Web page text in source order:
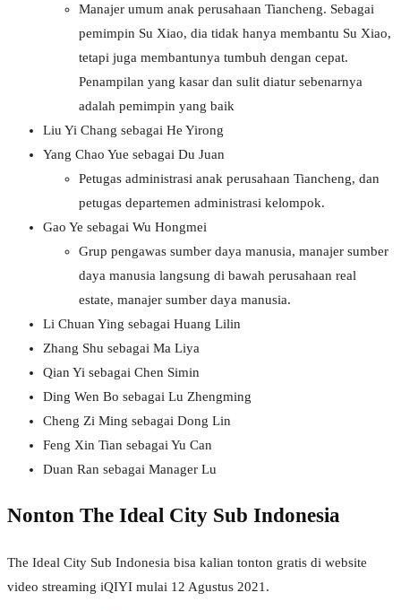
Manajer umum anak perusahaan Tiancheng. Sebagai
pemimpin Su Xiao, dia tidak hanya membantu Su Xiao,
tetapi juga membantunya tumbuh dengan cepat.
Penampilan yang kasar dan sulit diatur sebenarnya
adalah pemimpin yang baik
Liu Yi Chang sebagai He Yirong
Yang Chao Yue sebagai Du Juan
Petugas administrasi anak perusahaan Tiancheng, dan
petugas departemen administrasi kelompok.
Gao Ye sebagai Wu Hongmei
Grup pengawas sumber daya manusia, manajer sumber
daya manusia langsung di bawah perusahaan real
estate, manajer sumber daya manusia.
Li Chuan Ying sebagai Huang Lilin
Zhang Shu sebagai Ma Liya
Qian Yi sebagai Chen Simin
Ding Wen Bo sebagai Lu Zhengming
Cheng Zi Ming sebagai Dong Lin
Feng Xin Tian sebagai Yu Can
Duan Ran sebagai Manager Lu
Nonton The Ideal City Sub Indonesia
The Ideal City Sub Indonesia bisa kalian tonton gratis di website
video streaming iQIYI mulai 12 Agustus 2021.